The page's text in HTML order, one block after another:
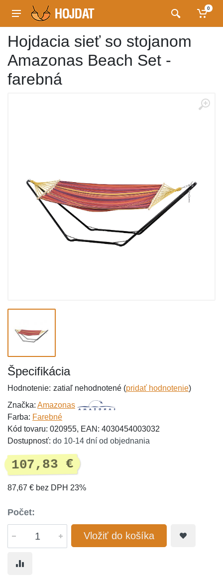
0
Hojdacia sieť so stojanom
Amazonas Beach Set -
farebná
Špecifikácia
Hodnotenie: zatiaľ nehodnotené (pridať hodnotenie)
Značka: Amazonas
Farba: Farebné
Kód tovaru: 020955, EAN: 4030454003032
Dostupnosť: do 10-14 dní od objednania
107,83 €
87,67 € bez DPH 23%
Počet:
Vložiť do košíka